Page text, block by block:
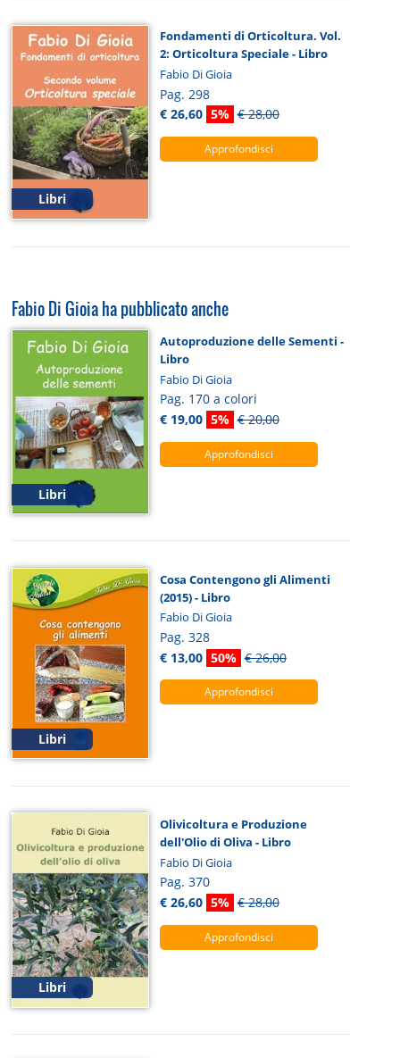
Libri
Fondamenti di Orticoltura. Vol.
2: Orticoltura Speciale - Libro
Fabio Di Gioia
Pag. 298
€ 26,60 5% € 28,00
Approfondisci
Fabio Di Gioia ha pubblicato anche
Libri
Autoproduzione delle Sementi -
Libro
Fabio Di Gioia
Pag. 170 a colori
€ 19,00 5% € 20,00
Approfondisci
Libri
Cosa Contengono gli Alimenti
(2015) - Libro
Fabio Di Gioia
Pag. 328
€ 13,00 50% € 26,00
Approfondisci
Libri
Olivicoltura e Produzione
dell'Olio di Oliva - Libro
Fabio Di Gioia
Pag. 370
€ 26,60 5% € 28,00
Approfondisci